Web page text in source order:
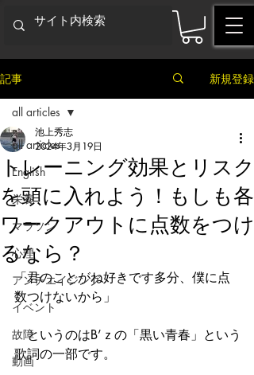
記事 新規登録
all articles
English
栄養
マラソン
心理
アンチエイジング
イベント
故障
動画
all articles
トレーニング効果とリスク
を頭に入れよう！もしも各
ワークアウトに点数をつけ
るなら？
池上秀志
2024年3月19日
「君のことがね好きです多分、僕に点
数つけないから」
というのはB’ｚの「黒い青春」という
歌詞の一部です。